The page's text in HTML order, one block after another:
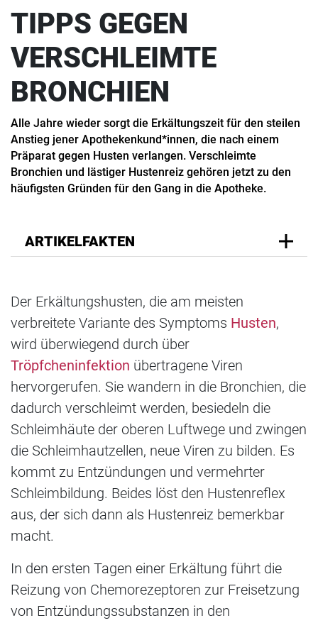
TIPPS GEGEN
VERSCHLEIMTE
BRONCHIEN
Alle Jahre wieder sorgt die Erkältungszeit für den steilen
Anstieg jener Apothekenkund*innen, die nach einem
Präparat gegen Husten verlangen. Verschleimte
Bronchien und lästiger Hustenreiz gehören jetzt zu den
häufigsten Gründen für den Gang in die Apotheke.
ARTIKELFAKTEN
Der Erkältungshusten, die am meisten
verbreitete Variante des Symptoms Husten,
wird überwiegend durch über
Tröpfcheninfektion übertragene Viren
hervorgerufen. Sie wandern in die Bronchien, die
dadurch verschleimt werden, besiedeln die
Schleimhäute der oberen Luftwege und zwingen
die Schleimhautzellen, neue Viren zu bilden. Es
kommt zu Entzündungen und vermehrter
Schleimbildung. Beides löst den Hustenreflex
aus, der sich dann als Hustenreiz bemerkbar
macht.
In den ersten Tagen einer Erkältung führt die
Reizung von Chemorezeptoren zur Freisetzung
von Entzündungssubstanzen in den